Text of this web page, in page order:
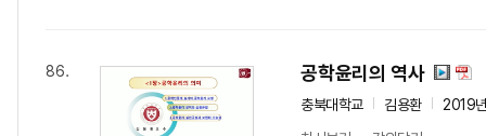
86. 공학윤리의 역사
충북대학교 김용환
2019